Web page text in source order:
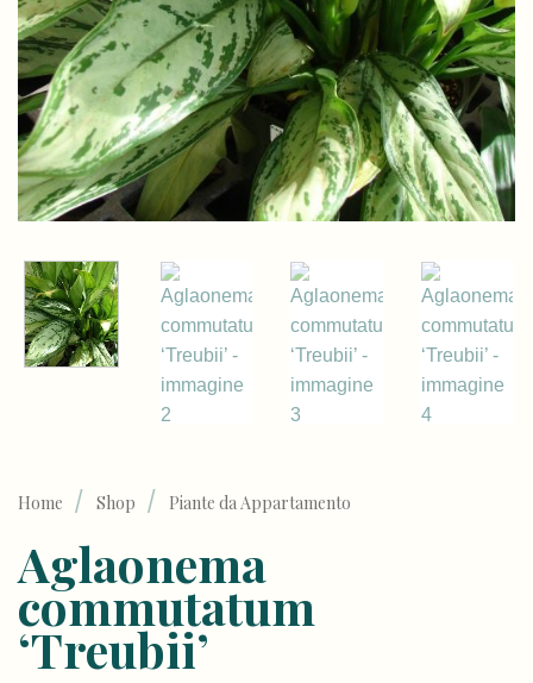
Home / Shop / Piante da Appartamento
Aglaonema
commutatum
‘Treubii’